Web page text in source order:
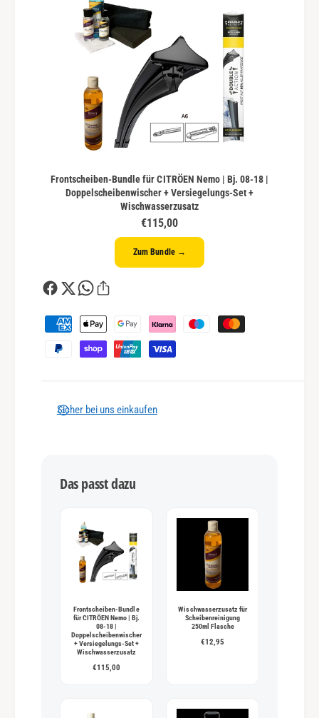
Frontscheiben-Bundle für CITRÖEN Nemo | Bj. 08-18 |
Doppelscheibenwischer + Versiegelungs-Set +
Wischwasserzusatz
€115,00
Zum Bundle →
Z
a
Sicher bei uns einkaufen
Das passt dazu
Frontscheiben-Bundle
für CITRÖEN Nemo | Bj.
08-18 |
Doppelscheibenwischer
+ Versiegelungs-Set +
Wischwasserzusatz
€115,00
Wischwasserzusatz für
Scheibenreinigung
250ml Flasche
€12,95